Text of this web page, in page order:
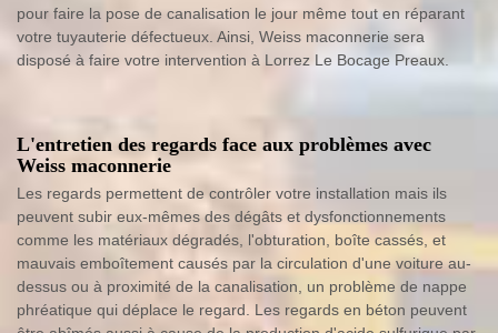
pour faire la pose de canalisation le jour même tout en réparant
votre tuyauterie défectueux. Ainsi, Weiss maconnerie sera
disposé à faire votre intervention à Lorrez Le Bocage Preaux.
L'entretien des regards face aux problèmes avec
Weiss maconnerie
Les regards permettent de contrôler votre installation mais ils
peuvent subir eux-mêmes des dégâts et dysfonctionnements
comme les matériaux dégradés, l'obturation, boîte cassés, et
mauvais emboîtement causés par la circulation d'une voiture au-
dessus ou à proximité de la canalisation, un problème de nappe
phréatique qui déplace le regard. Les regards en béton peuvent